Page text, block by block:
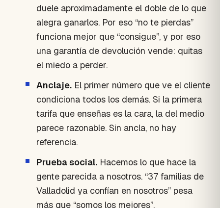
duele aproximadamente el doble de lo que
alegra ganarlos. Por eso “no te pierdas”
funciona mejor que “consigue”, y por eso
una garantía de devolución vende: quitas
el miedo a perder.
Anclaje. El primer número que ve el cliente
condiciona todos los demás. Si la primera
tarifa que enseñas es la cara, la del medio
parece razonable. Sin ancla, no hay
referencia.
Prueba social. Hacemos lo que hace la
gente parecida a nosotros. “37 familias de
Valladolid ya confían en nosotros” pesa
más que “somos los mejores”.